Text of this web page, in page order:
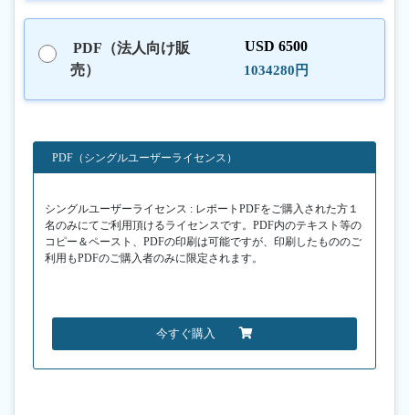
PDF（法人向け販
売）
USD 6500
1034280円
PDF（シングルユーザーライセンス）
シングルユーザーライセンス : レポートPDFをご購入された方１
名のみにてご利用頂けるライセンスです。PDF内のテキスト等の
コピー＆ペースト、PDFの印刷は可能ですが、印刷したもののご
利用もPDFのご購入者のみに限定されます。
今すぐ購入